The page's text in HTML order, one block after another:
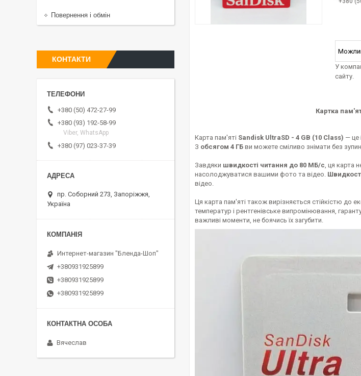
У
сайту.
Картка
Карта пам'яті Sandisk UltraSD - 4 GB (10 Class) — це
З обсягом 4 ГБ ви можете сміливо знімати без
Завдяки швидкості читання до 80 МБ/с, ця карта
насолоджуватися вашими фото та відео.
відео.
Ця карта пам'яті також вирізняється стійкістю до
температур і рентгенівське випромінювання,
важливі моменти, не боячись їх загубити.
Повернення і обмін
КОНТАКТИ
+380 (50) 472-27-99
+380 (93) 192-58-99
Viber, WhatsApp
+380 (97) 023-37-39
пр. Соборний 273, Запоріжжя,
Україна
Интернет-магазин "Бленда-Шоп"
+380931925899
+380931925899
+380931925899
Вячеслав